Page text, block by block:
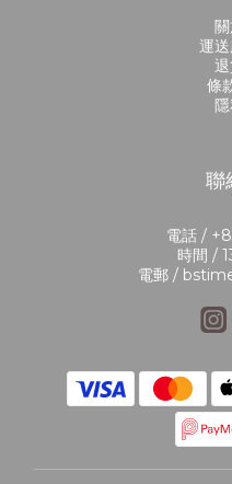
運
條
聯
電話 /
時間 /
電郵 /